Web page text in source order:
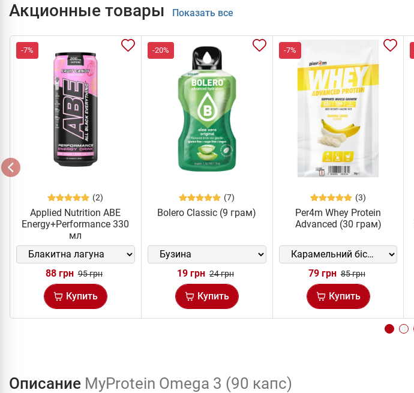
Акционные товары Показать все
-7%
(2)
Applied Nutrition ABE
Energy+Performance 330
мл
88 грн 95 грн
Купить
-20%
(7)
Bolero Classic (9 грам)
19 грн 24 грн
Купить
-7%
(3)
Per4m Whey Protein
Advanced (30 грам)
79 грн 85 грн
Купить
Описание MyProtein Omega 3 (90 капс)